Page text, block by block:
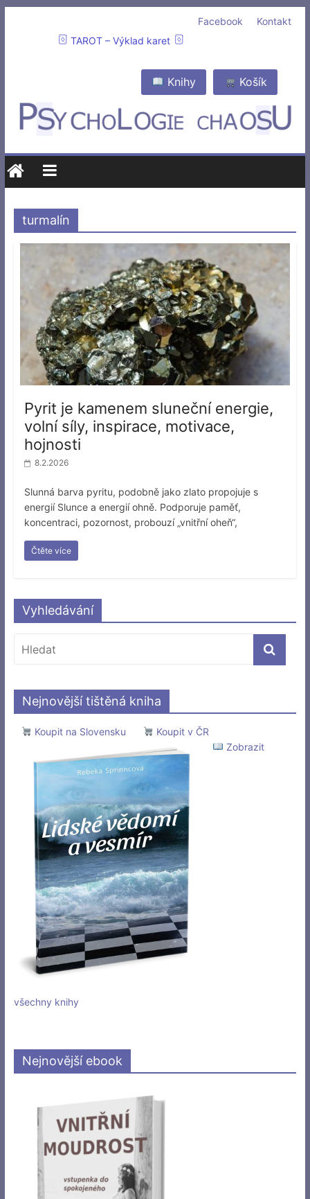
Kontakt
Facebook
TAROT – Výklad karet
Košík
Knihy
turmalín
Pyrit je kamenem sluneční energie,
volní síly, inspirace, motivace,
hojnosti
8.2.2026
Slunná barva pyritu, podobně jako zlato propojuje s
energií Slunce a energií ohně. Podporuje paměť,
koncentraci, pozornost, probouzí „vnitřní oheň“,
Čtěte více
Vyhledávání
Nejnovější tištěná kniha
Koupit na Slovensku
Koupit v ČR
Zobrazit
všechny knihy
Nejnovější ebook